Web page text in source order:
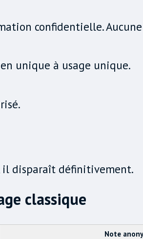
confidentielle.
unique à usage unique.
il disparaît définitivement.
classique
Note